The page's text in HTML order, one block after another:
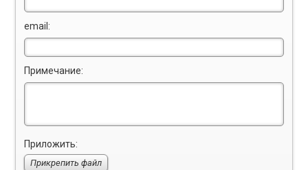
email:
Примечание:
Приложить:
Прикрепить файл